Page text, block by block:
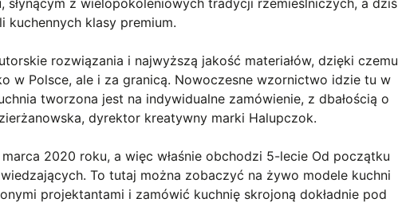
kuchennych klasy premium​.
rozwiązania i najwyższą jakość materiałów, dzięki czemu
w Polsce, ale i za granicą. Nowoczesne wzornictwo idzie tu w
tworzona jest na indywidualne zamówienie, z dbałością o
dyrektor kreatywny marki Halupczok.
2020 roku, a więc właśnie obchodzi 5-lecie Od początku
To tutaj można zobaczyć na żywo modele kuchni
projektantami i zamówić kuchnię skrojoną dokładnie pod